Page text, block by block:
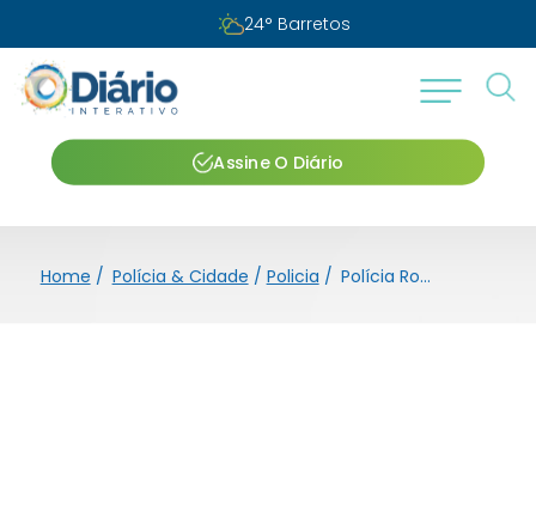
24° Barretos
Assine O Diário
Home / Polícia & Cidade / Policia / Polícia Rodoviária detém casal e apreende mais de 90kg de drogas